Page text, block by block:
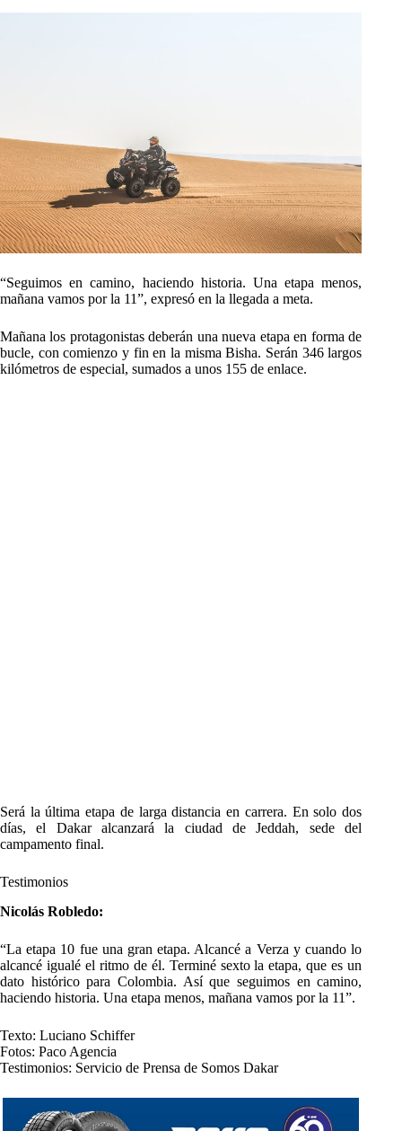
“Seguimos en camino, haciendo historia. Una etapa menos,
mañana vamos por la 11”, expresó en la llegada a meta.
Mañana los protagonistas deberán una nueva etapa en forma de
bucle, con comienzo y fin en la misma Bisha. Serán 346 largos
kilómetros de especial, sumados a unos 155 de enlace.
Será la última etapa de larga distancia en carrera. En solo dos
días, el Dakar alcanzará la ciudad de Jeddah, sede del
campamento final.
Testimonios
Nicolás Robledo:
“La etapa 10 fue una gran etapa. Alcancé a Verza y cuando lo
alcancé igualé el ritmo de él. Terminé sexto la etapa, que es un
dato histórico para Colombia. Así que seguimos en camino,
haciendo historia. Una etapa menos, mañana vamos por la 11”.
Texto: Luciano Schiffer
Fotos: Paco Agencia
Testimonios: Servicio de Prensa de Somos Dakar